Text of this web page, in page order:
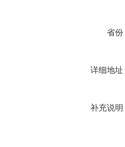
省份
详细地址
补充说明